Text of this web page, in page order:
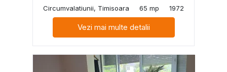
Circumvalatiunii, Timisoara
65 mp 1972
Vezi mai multe detalii